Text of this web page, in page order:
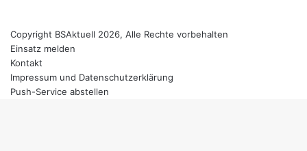
Copyright BSAktuell 2026, Alle Rechte vorbehalten
Einsatz melden
Kontakt
Impressum und Datenschutzerklärung
Push-Service abstellen